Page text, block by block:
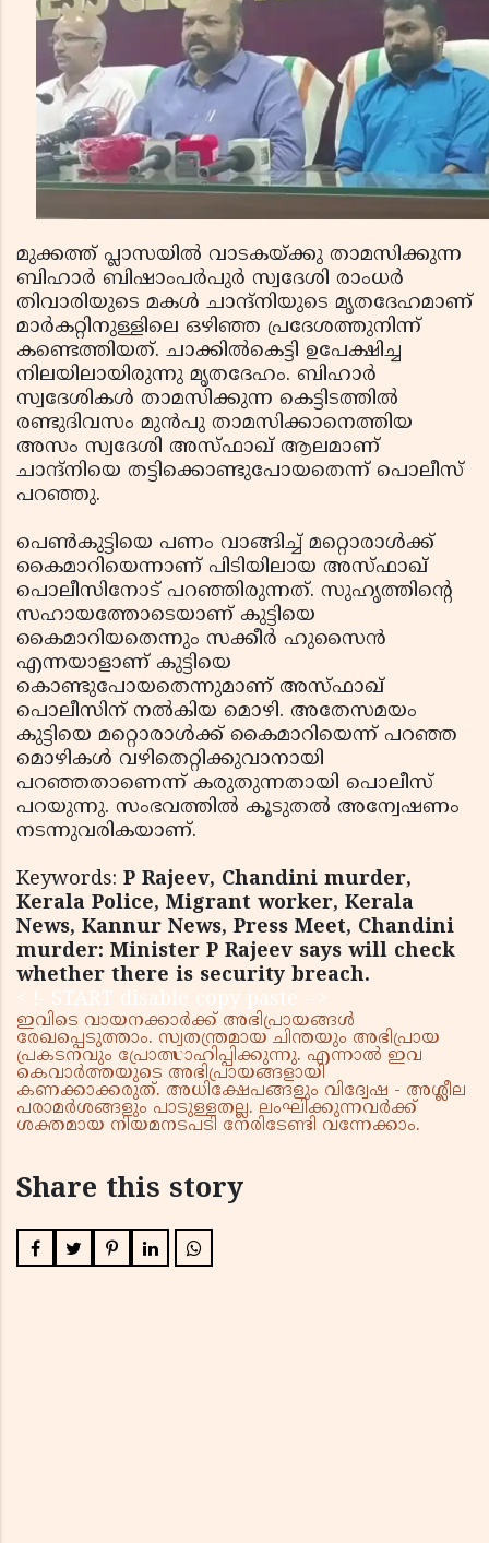
മുക്കത്ത് പ്ലാസയില്‍ വാടകയ്ക്കു താമസിക്കുന്ന
ബിഹാര്‍ ബിഷാംപര്‍പുര്‍ സ്വദേശി രാംധര്‍
തിവാരിയുടെ മകള്‍ ചാന്ദ്നിയുടെ മൃതദേഹമാണ്
മാര്‍കറ്റിനുള്ളിലെ ഒഴിഞ്ഞ പ്രദേശത്തുനിന്ന്
കണ്ടെത്തിയത്. ചാക്കില്‍കെട്ടി ഉപേക്ഷിച്ച
നിലയിലായിരുന്നു മൃതദേഹം. ബിഹാര്‍
സ്വദേശികള്‍ താമസിക്കുന്ന കെട്ടിടത്തില്‍
രണ്ടുദിവസം മുന്‍പു താമസിക്കാനെത്തിയ
അസം സ്വദേശി അസ്ഫാഖ് ആലമാണ്
ചാന്ദ്നിയെ തട്ടിക്കൊണ്ടുപോയതെന്ന് പൊലീസ്
പറഞ്ഞു.
പെണ്‍കുട്ടിയെ പണം വാങ്ങിച്ച് മറ്റൊരാള്‍ക്ക്
കൈമാറിയെന്നാണ് പിടിയിലായ അസ്ഫാഖ്
പൊലീസിനോട് പറഞ്ഞിരുന്നത്. സുഹൃത്തിന്റെ
സഹായത്തോടെയാണ് കുട്ടിയെ
കൈമാറിയതെന്നും സക്കീര്‍ ഹുസൈന്‍
എന്നയാളാണ് കുട്ടിയെ
കൊണ്ടുപോയതെന്നുമാണ് അസ്ഫാഖ്
പൊലീസിന് നല്‍കിയ മൊഴി. അതേസമയം
കുട്ടിയെ മറ്റൊരാള്‍ക്ക് കൈമാറിയെന്ന് പറഞ്ഞ
മൊഴികള്‍ വഴിതെറ്റിക്കുവാനായി
പറഞ്ഞതാണെന്ന് കരുതുന്നതായി പൊലീസ്
പറയുന്നു. സംഭവത്തില്‍ കൂടുതല്‍ അന്വേഷണം
നടന്നുവരികയാണ്.
Keywords: P Rajeev, Chandini murder,
Kerala Police, Migrant worker, Kerala
News, Kannur News, Press Meet, Chandini
murder: Minister P Rajeev says will check
whether there is security breach.
< !- START disable copy paste -->
ഇവിടെ വായനക്കാർക്ക് അഭിപ്രായങ്ങൾ
രേഖപ്പെടുത്താം. സ്വതന്ത്രമായ ചിന്തയും അഭിപ്രായ
പ്രകടനവും പ്രോത്സാഹിപ്പിക്കുന്നു. എന്നാൽ ഇവ
കെവാർത്തയുടെ അഭിപ്രായങ്ങളായി
കണക്കാക്കരുത്. അധിക്ഷേപങ്ങളും വിദ്വേഷ - അശ്ലീല
പരാമർശങ്ങളും പാടുള്ളതല്ല. ലംഘിക്കുന്നവർക്ക്
ശക്തമായ നിയമനടപടി നേരിടേണ്ടി വന്നേക്കാം.
Share this story